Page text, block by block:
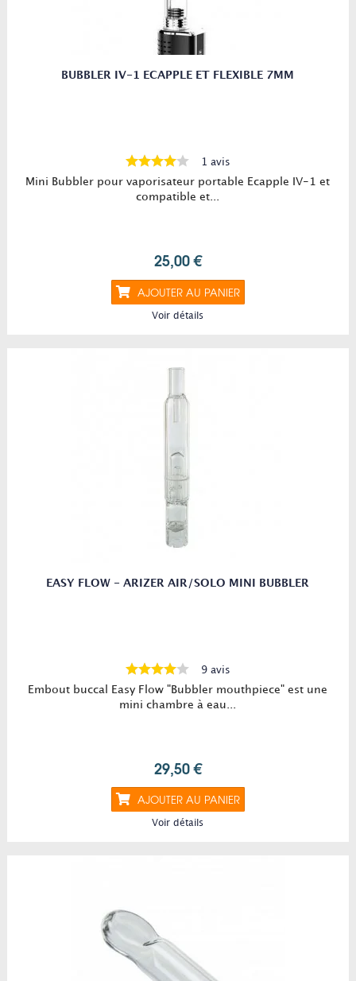
BUBBLER IV-1 ECAPPLE ET FLEXIBLE 7MM
1 avis
Mini Bubbler pour vaporisateur portable Ecapple IV-1 et
compatible et...
25,00 €
AJOUTER AU PANIER
Voir détails
EASY FLOW - ARIZER AIR/SOLO MINI BUBBLER
9 avis
Embout buccal Easy Flow "Bubbler mouthpiece" est une
mini chambre à eau...
29,50 €
AJOUTER AU PANIER
Voir détails